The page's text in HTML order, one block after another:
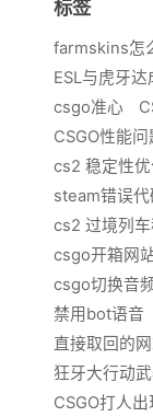
标签
farmskins怎
ESL与虎牙达
csgo准心
CSGO性能问
cs2 稳定性
steam错误代
cs2 过境列
csgo开箱网
csgo切换音
禁用bot语音
直接取回的
狂牙大行动
CSGO打人出